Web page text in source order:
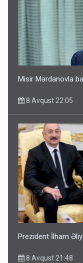
Misir Mərdanovla
8 Avqust 22:05
Prezident İlham
8 Avqust 21:48